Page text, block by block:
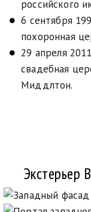
российского
6 сентября
похоронная
29 апреля
свадебная
Миддлтон.
Экстерьер